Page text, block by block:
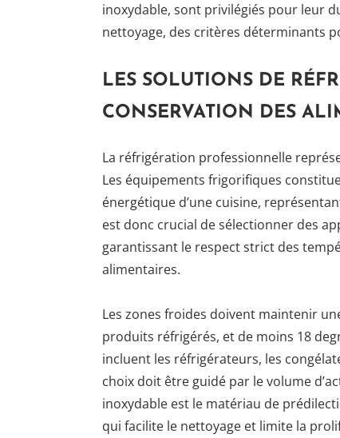
inoxydable, sont privilégiés pour leur
nettoyage, des critères déterminants
LES SOLUTIONS DE
CONSERVATION DES
La réfrigération professionnelle
Les équipements frigorifiques
énergétique d’une cuisine,
est donc crucial de sélectionner des
garantissant le respect strict des
alimentaires.
Les zones froides doivent maintenir
produits réfrigérés, et de moins 18
incluent les réfrigérateurs, les
choix doit être guidé par le volume
inoxydable est le matériau de
qui facilite le nettoyage et limite la